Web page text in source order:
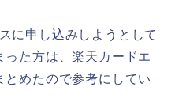
に申し込みしようとして
た方は、楽天カードエ
めたので参考にしてい